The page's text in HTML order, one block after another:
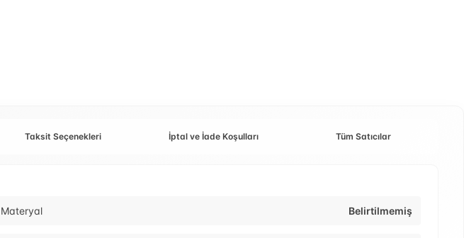
Taksit Seçenekleri İptal ve İade Koşulları Tüm Satıcılar
Materyal Belirtilmemiş